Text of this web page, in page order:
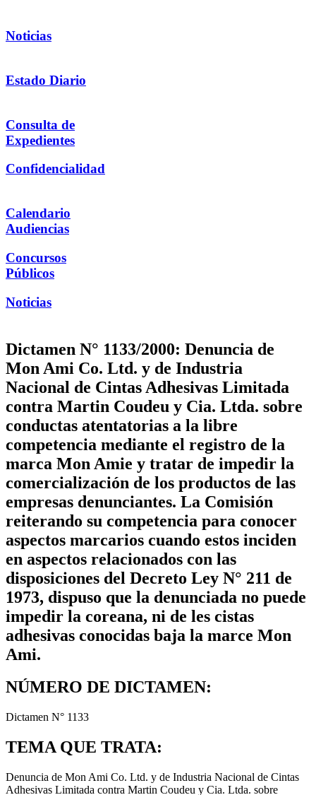
Noticias
Estado Diario
Consulta de
Expedientes
Confidencialidad
Calendario
Audiencias
Concursos
Públicos
Noticias
Dictamen N° 1133/2000: Denuncia de
Mon Ami Co. Ltd. y de Industria
Nacional de Cintas Adhesivas Limitada
contra Martin Coudeu y Cia. Ltda. sobre
conductas atentatorias a la libre
competencia mediante el registro de la
marca Mon Amie y tratar de impedir la
comercialización de los productos de las
empresas denunciantes. La Comisión
reiterando su competencia para conocer
aspectos marcarios cuando estos inciden
en aspectos relacionados con las
disposiciones del Decreto Ley N° 211 de
1973, dispuso que la denunciada no puede
impedir la coreana, ni de les cistas
adhesivas conocidas baja la marce Mon
Ami.
NÚMERO DE DICTAMEN:
Dictamen N° 1133
TEMA QUE TRATA:
Denuncia de Mon Ami Co. Ltd. y de Industria Nacional de Cintas
Adhesivas Limitada contra Martin Coudeu y Cia. Ltda. sobre